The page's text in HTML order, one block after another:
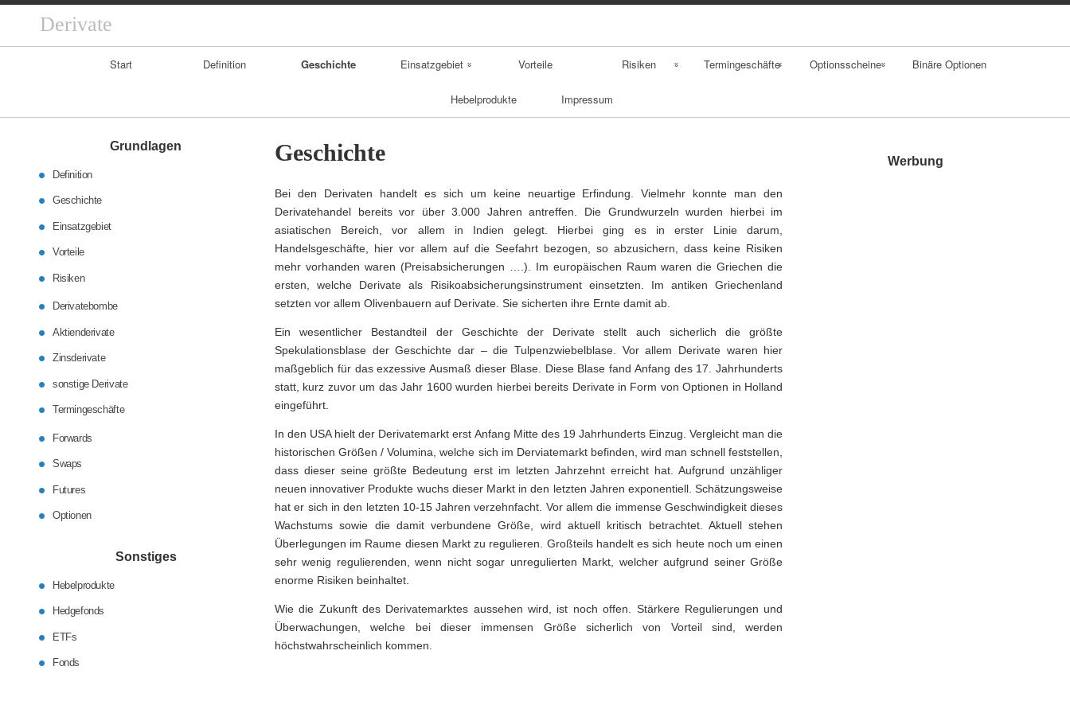
Derivate
Start Definition Geschichte Einsatzgebiet
Aktienderivate
Vorteile Risiken
Derivatebombe
Termingeschäfte
Optionen
Optionsscheine Binäre Optionen
Hebelprodukte Impressum
Geschichte
Bei den Derivaten handelt es sich um keine neuartige Erfindung. Vielmehr konnte man den
Derivatehandel bereits vor über 3.000 Jahren antreffen. Die Grundwurzeln wurden hierbei im
asiatischen Bereich, vor allem in Indien gelegt. Hierbei ging es in erster Linie darum,
Handelsgeschäfte, hier vor allem auf die Seefahrt bezogen, so abzusichern, dass keine Risiken
mehr vorhanden waren (Preisabsicherungen ….). Im europäischen Raum waren die Griechen die
ersten, welche Derivate als Risikoabsicherungsinstrument einsetzten. Im antiken Griechenland
setzten vor allem Olivenbauern auf Derivate. Sie sicherten ihre Ernte damit ab.
Ein wesentlicher Bestandteil der Geschichte der Derivate stellt auch sicherlich die größte
Spekulationsblase der Geschichte dar – die Tulpenzwiebelblase. Vor allem Derivate waren hier
maßgeblich für das exzessive Ausmaß dieser Blase. Diese Blase fand Anfang des 17. Jahrhunderts
statt, kurz zuvor um das Jahr 1600 wurden hierbei bereits Derivate in Form von Optionen in Holland
eingeführt.
In den USA hielt der Derivatemarkt erst Anfang Mitte des 19 Jahrhunderts Einzug. Vergleicht man die
historischen Größen / Volumina, welche sich im Derviatemarkt befinden, wird man schnell feststellen,
dass dieser seine größte Bedeutung erst im letzten Jahrzehnt erreicht hat. Aufgrund unzähliger
neuen innovativer Produkte wuchs dieser Markt in den letzten Jahren exponentiell. Schätzungsweise
hat er sich in den letzten 10-15 Jahren verzehnfacht. Vor allem die immense Geschwindigkeit dieses
Wachstums sowie die damit verbundene Größe, wird aktuell kritisch betrachtet. Aktuell stehen
Überlegungen im Raume diesen Markt zu regulieren. Großteils handelt es sich heute noch um einen
sehr wenig regulierenden, wenn nicht sogar unregulierten Markt, welcher aufgrund seiner Größe
enorme Risiken beinhaltet.
Wie die Zukunft des Derivatemarktes aussehen wird, ist noch offen. Stärkere Regulierungen und
Überwachungen, welche bei dieser immensen Größe sicherlich von Vorteil sind, werden
höchstwahrscheinlich kommen.
Werbung
Grundlagen
Definition
Geschichte
Einsatzgebiet
Vorteile
Risiken
Derivatebombe
Aktienderivate
Zinsderivate
sonstige Derivate
Termingeschäfte
Forwards
Swaps
Futures
Optionen
Sonstiges
Hebelprodukte
Hedgefonds
ETFs
Fonds